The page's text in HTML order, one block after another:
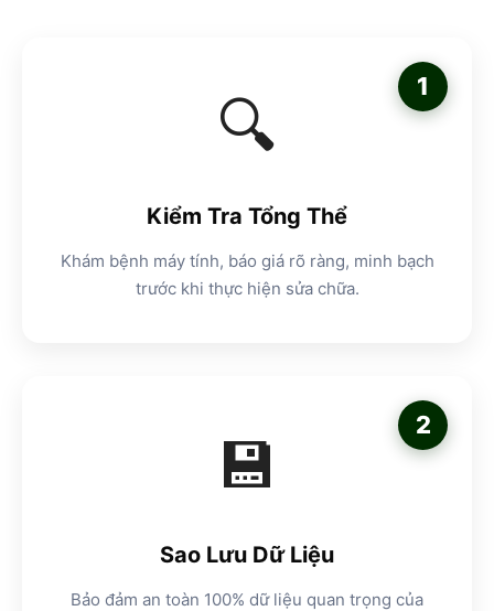
1
🔍
Kiểm Tra Tổng Thể
Khám bệnh máy tính, báo giá rõ ràng, minh bạch
trước khi thực hiện sửa chữa.
2
💾
Sao Lưu Dữ Liệu
Bảo đảm an toàn 100% dữ liệu quan trọng của